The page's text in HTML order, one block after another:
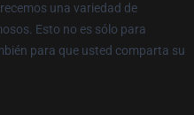
una variedad de
Esto no es sólo para
para que usted comparta su